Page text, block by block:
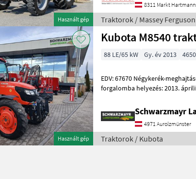
Használt gép
8311 Markt
Traktorok / Massey Ferguson
Használt gép
Kubota M8540
88 LE/65 kW Gy. év 2013
EDV: 67670 Négykerék-meghajtású traktor - Gyártási év: 2013 - Első
forgalomba helyezés: 2013.
Schwarzmayr
4971 Aurolzmünster
Traktorok / Kubota